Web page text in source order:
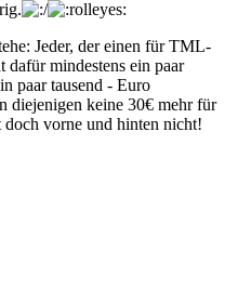
Jeder, der einen für TML-
dafür mindestens ein paar
paar tausend - Euro
diejenigen keine 30€ mehr für
vorne und hinten nicht!